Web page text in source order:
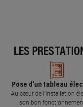
LES
Pose d’un tableau
Au cœur de l’installation
son bon